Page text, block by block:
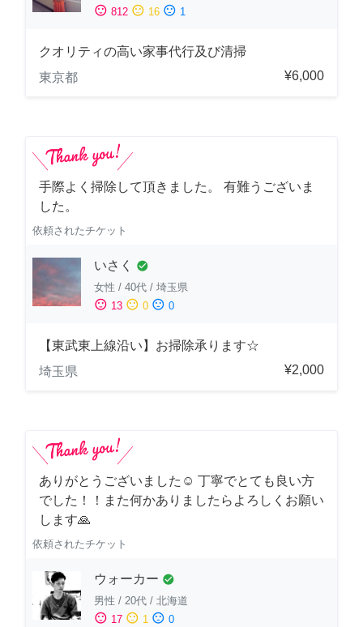
sentiment_satisfied 812 sentiment_neutral 16 sentiment_dissatisfied 1
クオリティの高い家事代行及び清掃
東京都
¥6,000
手際よく掃除して頂きました。 有難うございま
した。
依頼されたチケット
いさく check_circle
女性 / 40代 / 埼玉県
sentiment_satisfied 13 sentiment_neutral 0 sentiment_dissatisfied 0
【東武東上線沿い】お掃除承ります☆
埼玉県
¥2,000
ありがとうございました☺️ 丁寧でとても良い方
でした！！また何かありましたらよろしくお願い
します🙏
依頼されたチケット
ウォーカー check_circle
男性 / 20代 / 北海道
sentiment_satisfied 17 sentiment_neutral 1 sentiment_dissatisfied 0